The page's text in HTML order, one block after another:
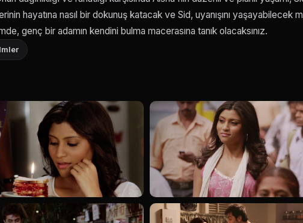
hayatına nasıl bir dokunuş katacak ve Sid, uyanışını yaşayabilecek
genç bir adamın kendini bulma macerasına tanık olacaksınız.